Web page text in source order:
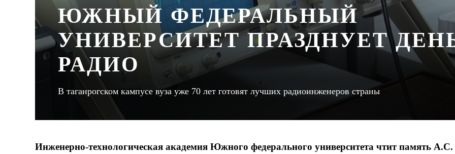
ЮЖНЫЙ ФЕДЕРАЛЬНЫЙ
УНИВЕРСИТЕТ ПРАЗДНУЕТ
РАДИО
В таганрогском кампусе вуза уже 70 лет готовят лучших радиоинженеров страны
Инженерно-технологическая академия Южного федерального университета чтит память А.С.